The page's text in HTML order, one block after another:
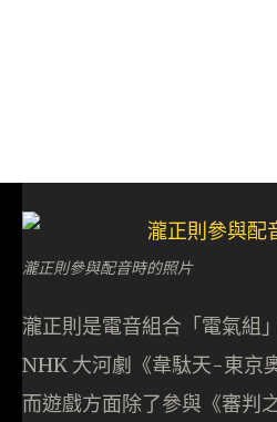
瀧正則參與配音時的照片
瀧正則是電音組合「電氣組
NHK 大河劇《韋駄天-東京
而遊戲方面除了參與《審判